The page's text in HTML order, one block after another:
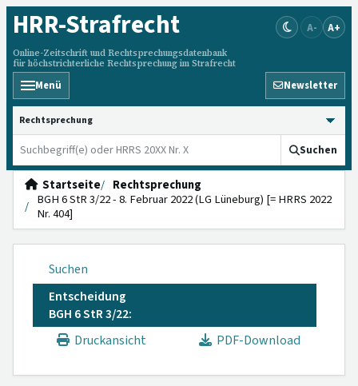
HRR-Strafrecht
Online-Zeitschrift und Rechtsprechungsdatenbank
für höchstrichterliche Rechtsprechung im Strafrecht
A- A+
Menü Newsletter
HRRS durchsuchen
Suchen
Startseite
Rechtsprechung
BGH 6 StR 3/22 - 8. Februar 2022 (LG Lüneburg) [= HRRS 2022
Nr. 404]
Suchen
Entscheidung
BGH 6 StR 3/22:
Druckansicht
PDF-Download